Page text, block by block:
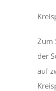
Zum
der
auf